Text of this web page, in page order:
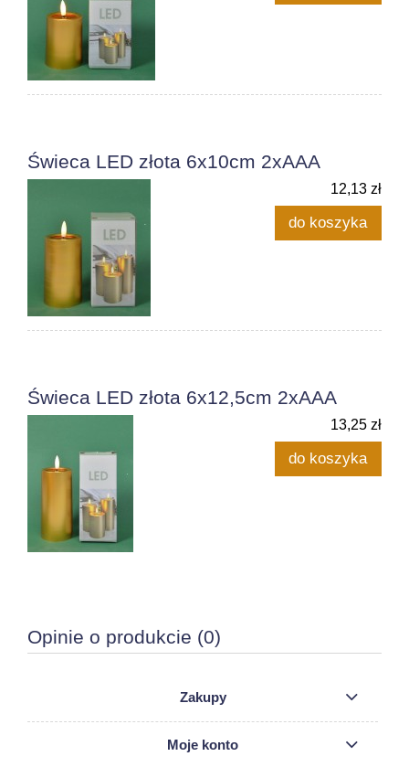
Świeca LED złota 6x10cm 2xAAA
12,13 zł
do koszyka
Świeca LED złota 6x12,5cm 2xAAA
13,25 zł
do koszyka
Opinie o produkcie (0)
Zakupy
Moje konto